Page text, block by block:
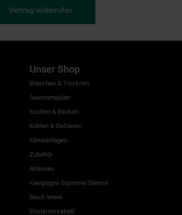
Vertrag widerrufen
Unser Shop
Waschen & Trocknen
Geschirrspüler
Kochen & Backen
Kühlen & Gefrieren
Klimaanlagen
Zubehör
Aktionen
Kampagne Supreme Silence
Black Week
Studentenrabatt